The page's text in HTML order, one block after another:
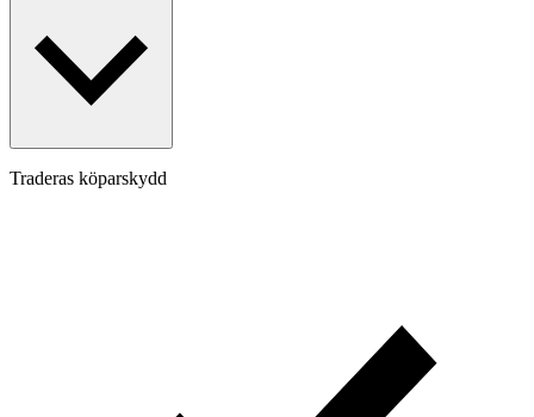
Traderas köparskydd